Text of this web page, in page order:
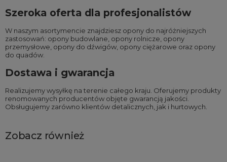
Szeroka oferta dla profesjonalistów
W naszym asortymencie znajdziesz opony do najróżniejszych
zastosowań: opony budowlane opony rolnicze opony
przemysłowe opony do dźwigów opony ciężarowe oraz opony
do quadów
Dostawa i gwarancja
Realizujemy wysyłkę na terenie całego kraju. Oferujemy produkty
renomowanych producentów objęte gwarancją jakości.
Obsługujemy zarówno klientów detalicznych, jak i hurtowych.
Zobacz również